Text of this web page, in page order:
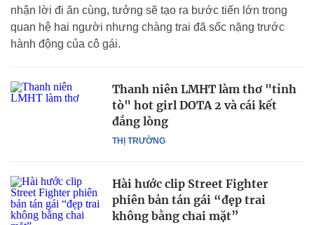
nhận lời đi ăn cùng, tưởng sẽ tạo ra bước tiến lớn trong
quan hệ hai người nhưng chàng trai đã sốc nặng trước
hành động của cô gái.
THỊ TRƯỜNG
Thanh niên LMHT làm thơ "tỉnh
tò" hot girl DOTA 2 và cái kết
đắng lòng
Hài hước clip Street Fighter
phiên bản tán gái “đẹp trai
không bằng chai mặt”